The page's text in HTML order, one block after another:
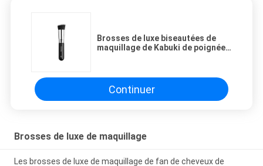
Brosses de luxe biseautées de
maquillage de Kabuki de poignée
Continuer
Brosses de luxe de maquillage
Les brosses de luxe de maquillage de fan de cheveux de